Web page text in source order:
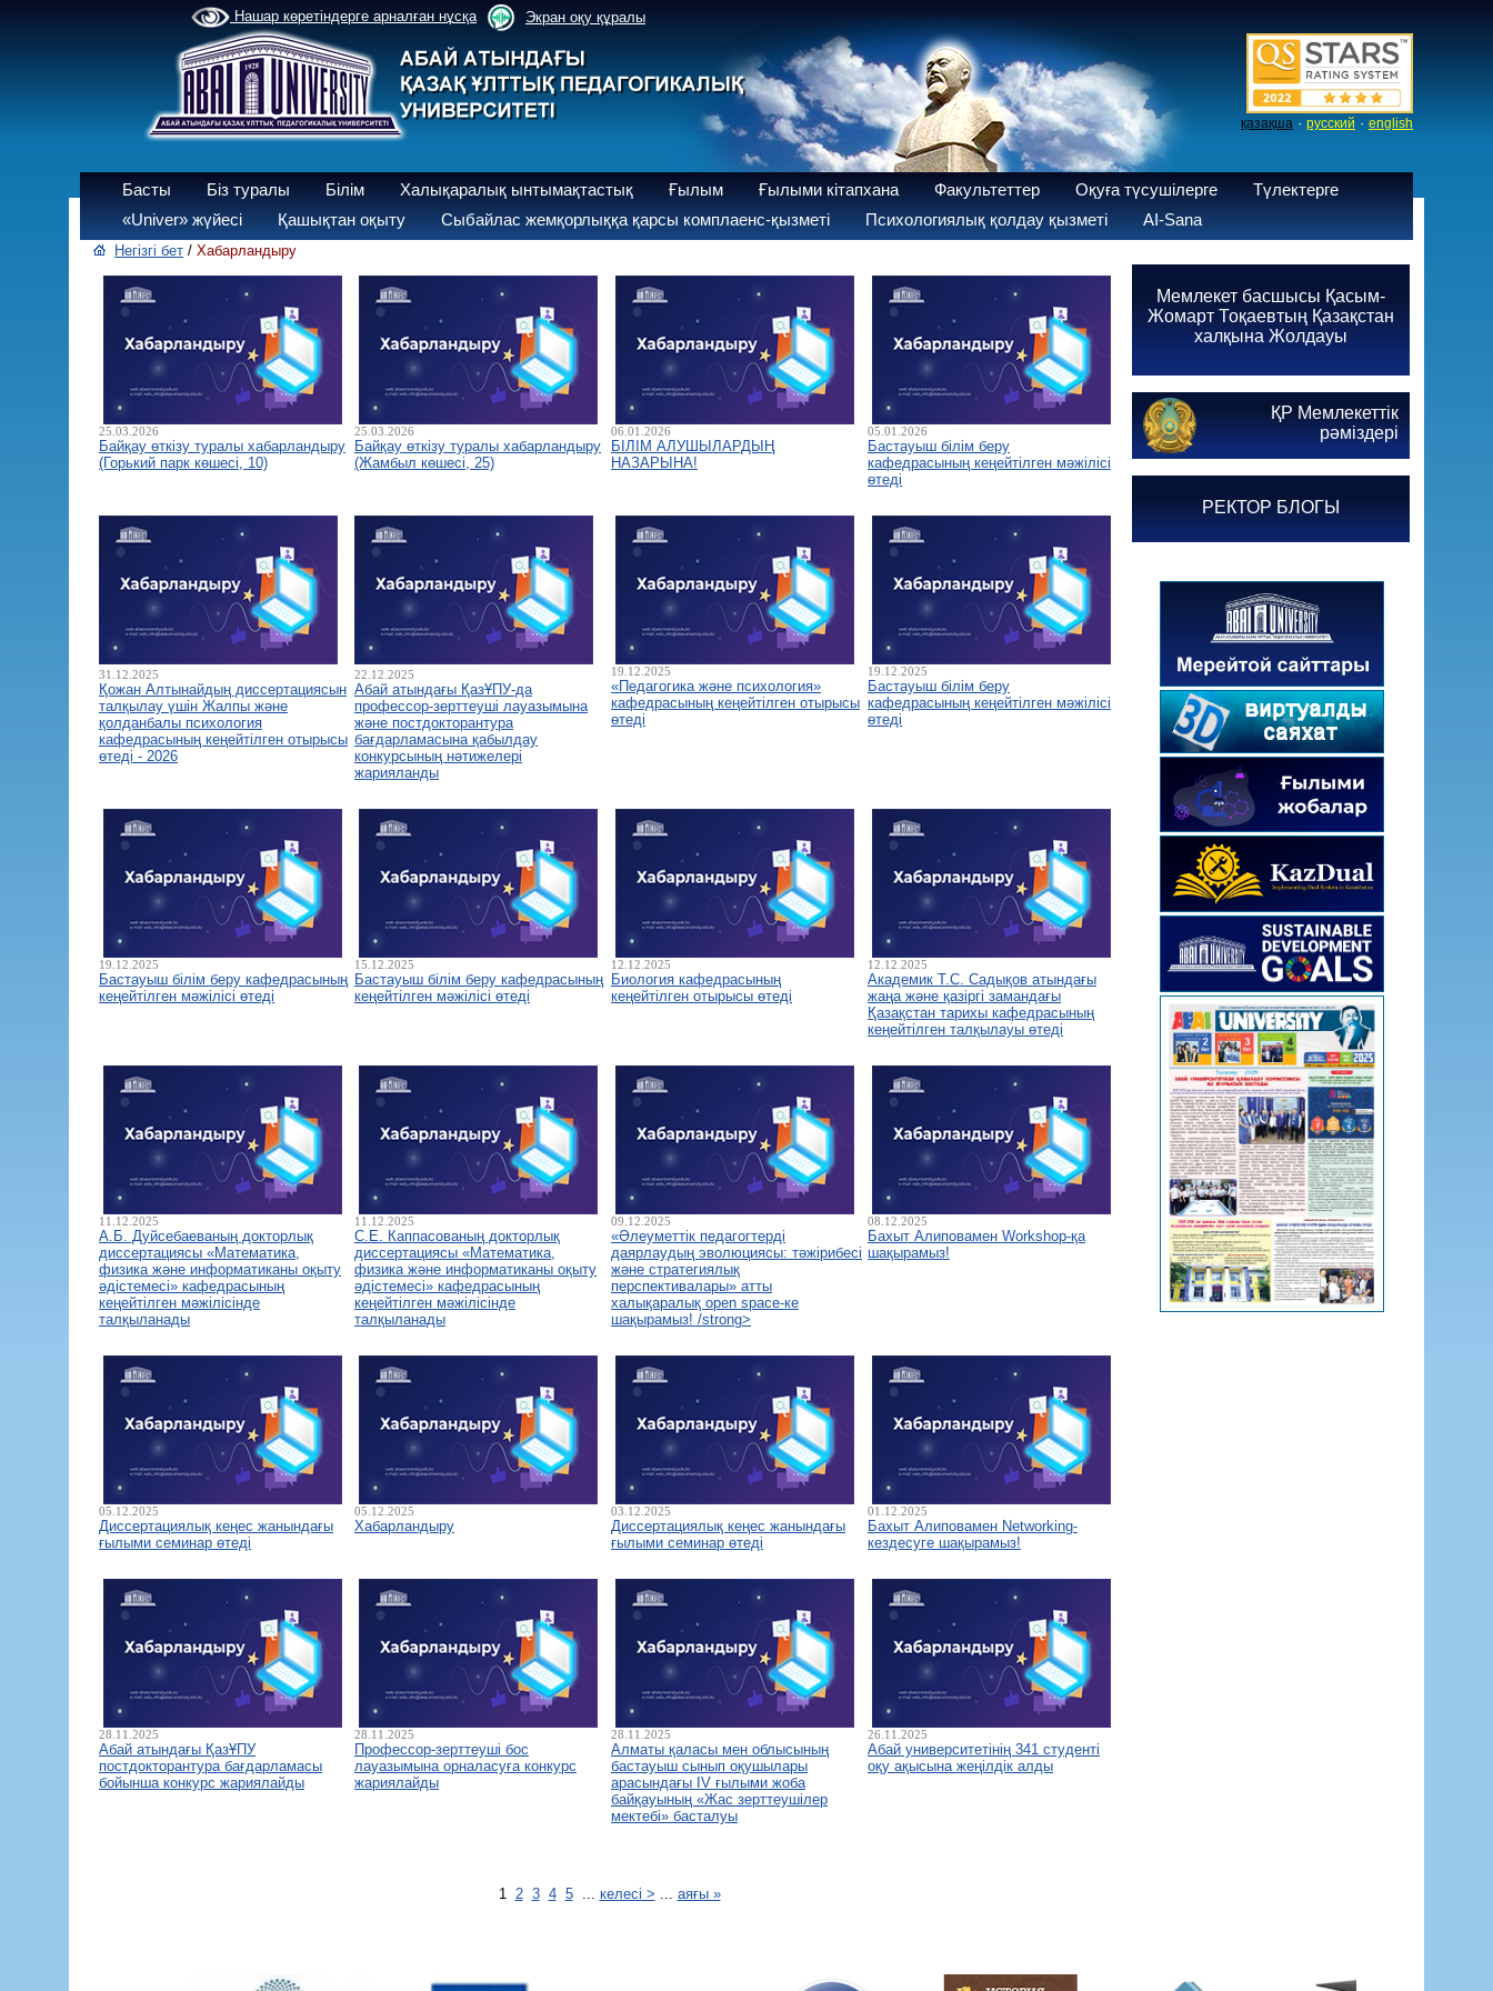
Нашар көретіндерге арналған нұсқа Экран оқу құралы
қазақша · русский · english
Басты Біз туралы Білім Халықаралық ынтымақтастық Ғылым Ғылыми кітапхана Факультеттер Оқуға түсушілерге
Түлектерге
«Univer» жүйесі
Қашықтан оқыту Сыбайлас жемқорлыққа қарсы комплаенс-қызметі Психологиялық қолдау қызметі AI-Sana
Негізгі бет / Хабарландыру
25.03.2026
Байқау өткізу туралы хабарландыру
(Горький парк көшесі, 10)
25.03.2026
Байқау өткізу туралы хабарландыру
(Жамбыл көшесі, 25)
06.01.2026
БІЛІМ АЛУШЫЛАРДЫҢ
НАЗАРЫНА!
05.01.2026
Бастауыш білім беру
кафедрасының кеңейтілген мәжілісі
өтеді
31.12.2025
Қожан Алтынайдың диссертациясын
талқылау үшін Жалпы және
қолданбалы психология
кафедрасының кеңейтілген отырысы
өтеді - 2026
22.12.2025
Абай атындағы ҚазҰПУ-да
профессор-зерттеуші лауазымына
және постдокторантура
бағдарламасына қабылдау
конкурсының нәтижелері
жарияланды
19.12.2025
«Педагогика және психология»
кафедрасының кеңейтілген отырысы
өтеді
19.12.2025
Бастауыш білім беру
кафедрасының кеңейтілген мәжілісі
өтеді
19.12.2025
Бастауыш білім беру кафедрасының
кеңейтілген мәжілісі өтеді
15.12.2025
Бастауыш білім беру кафедрасының
кеңейтілген мәжілісі өтеді
12.12.2025
Биология кафедрасының
кеңейтілген отырысы өтеді
12.12.2025
Академик Т.С. Садықов атындағы
жаңа және қазіргі замандағы
Қазақстан тарихы кафедрасының
кеңейтілген талқылауы өтеді
11.12.2025
А.Б. Дуйсебаеваның докторлық
диссертациясы «Математика,
физика және информатиканы оқыту
әдістемесі» кафедрасының
кеңейтілген мәжілісінде
талқыланады
11.12.2025
С.Е. Каппасованың докторлық
диссертациясы «Математика,
физика және информатиканы оқыту
әдістемесі» кафедрасының
кеңейтілген мәжілісінде
талқыланады
09.12.2025
«Әлеуметтік педагогтерді
даярлаудың эволюциясы: тәжірибесі
және стратегиялық
перспективалары» атты
халықаралық open space-ке
шақырамыз! /strong>
08.12.2025
Бахыт Алиповамен Workshop-қа
шақырамыз!
05.12.2025
Диссертациялық кеңес жанындағы
ғылыми семинар өтеді
05.12.2025
Хабарландыру
03.12.2025
Диссертациялық кеңес жанындағы
ғылыми семинар өтеді
01.12.2025
Бахыт Алиповамен Networking-
кездесуге шақырамыз!
28.11.2025
Абай атындағы ҚазҰПУ
постдокторантура бағдарламасы
бойынша конкурс жариялайды
28.11.2025
Профессор-зерттеуші бос
лауазымына орналасуға конкурс
жариялайды
28.11.2025
Алматы қаласы мен облысының
бастауыш сынып оқушылары
арасындағы IV ғылыми жоба
байқауының «Жас зерттеушілер
мектебі» басталуы
26.11.2025
Абай университетінің 341 студенті
оқу ақысына жеңілдік алды
1 2 3 4 5... келесі > ... аяғы »
Мемлекет басшысы Қасым-
Жомарт Тоқаевтың Қазақстан
халқына Жолдауы
ҚР Мемлекеттік
рәміздері
РЕКТОР БЛОГЫ